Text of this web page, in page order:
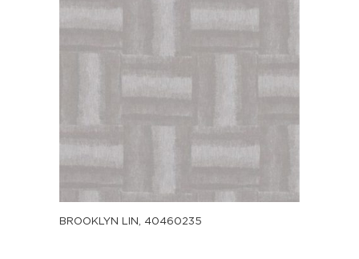
BROOKLYN LIN, 40460235